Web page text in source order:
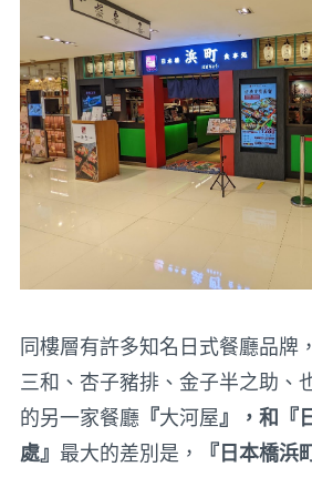
同樓層有許多知名日式餐廳品牌
三和、杏子豬排、金子半之助、
的另一家餐廳『 大河屋』，和『
處』 最大的差別是， 『日本橋浜